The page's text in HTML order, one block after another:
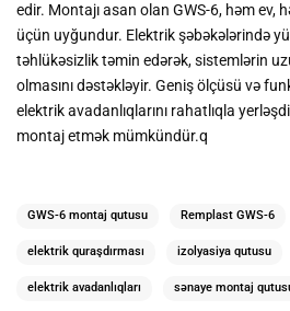
edir. Montajı asan olan GWS-6, həm ev,
üçün uyğundur. Elektrik şəbəkələrində
təhlükəsizlik təmin edərək, sistemlərin
olmasını dəstəkləyir. Geniş ölçüsü və
elektrik avadanlıqlarını rahatlıqla
montaj etmək mümkündür.q
GWS-6 montaj qutusu Remplast GWS-6
elektrik quraşdırması izolyasiya qutusu
elektrik avadanlıqları sənaye montaj